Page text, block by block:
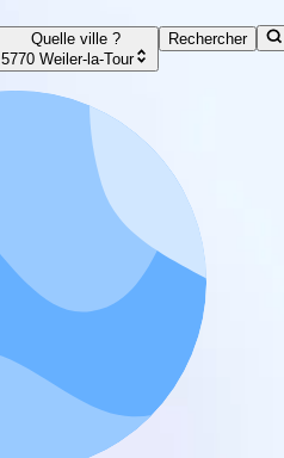
Quelle ville ?
5770 Weiler-la-Tour
Rechercher